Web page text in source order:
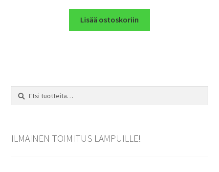
Lisää ostoskoriin
Etsi:
Haku
ILMAINEN TOIMITUS LAMPUILLE!